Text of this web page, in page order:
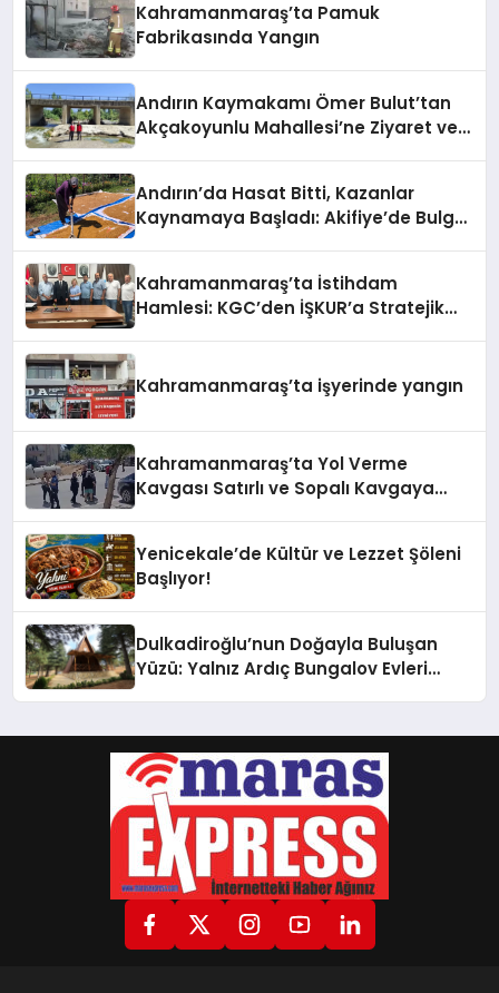
Kahramanmaraş’ta Pamuk
Fabrikasında Yangın
Andırın Kaymakamı Ömer Bulut’tan
Akçakoyunlu Mahallesi’ne Ziyaret ve
Andırın’da Hasat Bitti, Kazanlar
Kaynamaya Başladı: Akifiye’de Bulgur
Kahramanmaraş’ta İstihdam
Hamlesi: KGC’den İŞKUR’a Stratejik
Kahramanmaraş’ta işyerinde yangın
Kahramanmaraş’ta Yol Verme
Kavgası Satırlı ve Sopalı Kavgaya
Yenicekale’de Kültür ve Lezzet Şöleni
Başlıyor!
Dulkadiroğlu’nun Doğayla Buluşan
Yüzü: Yalnız Ardıç Bungalov Evleri